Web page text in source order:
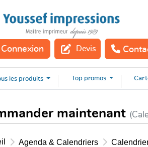
Connexion Devis
lesproduits
les produits Top promos
maintenant
Agenda & Calendriers